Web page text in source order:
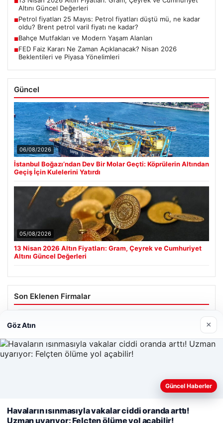
Altını Güncel Değerleri
■Petrol fiyatları 25 Mayıs: Petrol fiyatları düştü mü, ne kadar
oldu? Brent petrol varil fiyatı ne kadar?
■Bahçe Mutfakları ve Modern Yaşam Alanları
■FED Faiz Kararı Ne Zaman Açıklanacak? Nisan 2026
Beklentileri ve Piyasa Yönelimleri
Güncel
06/08/2026
İstanbul Boğazı’ndan Dev Bir Molar Geçti: Köprülerin Altından
Geçiş İçin Kulelerini Yatırdı
05/08/2026
13 Nisan 2026 Altın Fiyatları: Gram, Çeyrek ve Cumhuriyet
Altını Güncel Değerleri
Son Eklenen Firmalar
Enes Kaplan Avukatlık Bürosu
© 2026 Neyak Güncel Haber Portalı
Web sitemizi nasıl kullandığınızı daha iyi anlayabilmek,
kullanıyoruz.Çerez Politikamız
Göz Atın ×
Güncel Haberler
Havaların ısınmasıyla vakalar ciddi oranda arttı!
Uzman uyarıyor: Felçten ölüme yol açabilir!